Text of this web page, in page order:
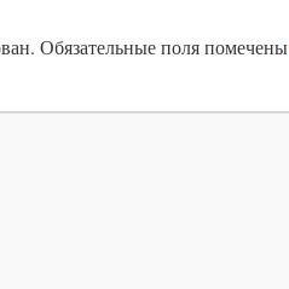
Обязательные поля помечены